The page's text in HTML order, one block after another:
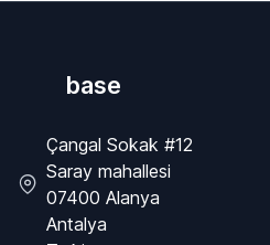
base
Çangal Sokak #12
Saray mahallesi
07400 Alanya
Antalya